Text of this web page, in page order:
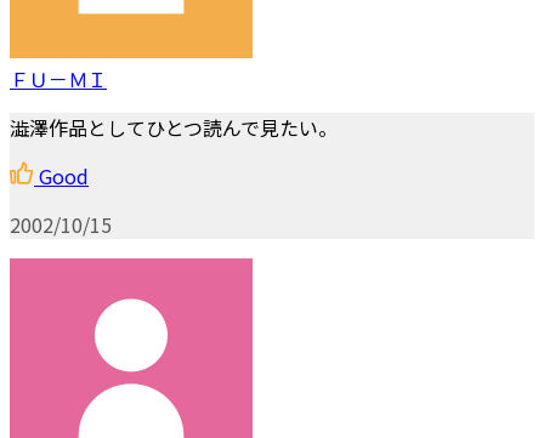
ＦＵ－ＭＩ
澁澤作品としてひとつ読んで見たい。
Good
2002/10/15